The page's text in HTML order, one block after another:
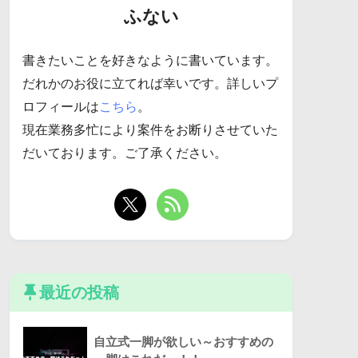
ふない
書きたいことを好きなように書いています。
だれかのお役に立てれば幸いです。詳しいプ
ロフィールはこちら 。
現在業務多忙により案件をお断りさせていた
だいております。ご了承ください。
最近の投稿
自立式一脚が欲しい～おすすめの